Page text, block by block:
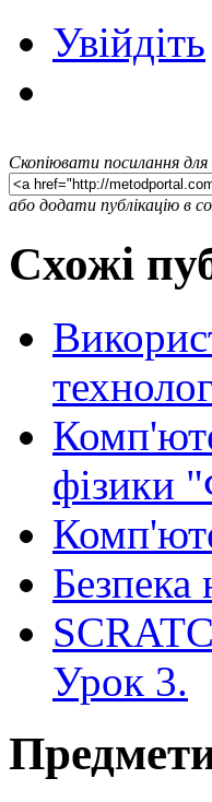
Увійдіть
Скопіювати посилання
або додати публікацію в
Схожі
фізики
Безпека
Урок 3.